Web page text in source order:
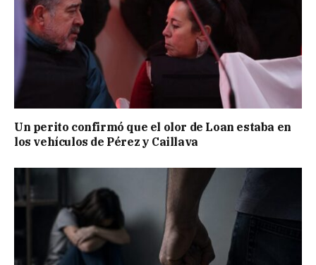
Un perito confirmó que el olor de Loan estaba en
los vehículos de Pérez y Caillava